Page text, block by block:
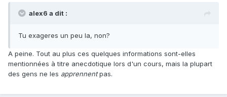
alex6 a dit :
Tu exageres un peu la, non?
A peine. Tout au plus ces quelques informations sont-elles
mentionnées à titre anecdotique lors d'un cours, mais la plupart
des gens ne les apprennentpas.